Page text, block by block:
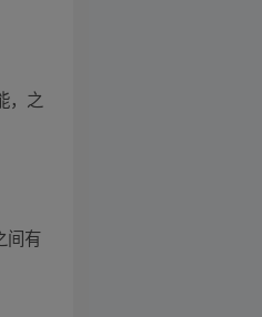
，之
间有